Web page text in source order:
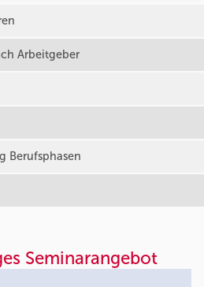
Arbeitgeber
Berufsphasen
Seminarangebot